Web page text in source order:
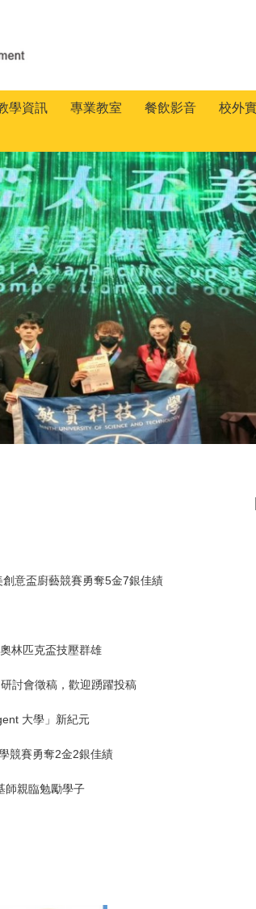
學資訊 專業教室 餐飲影音 校外
意盃廚藝競賽勇奪5金7銀佳績
林匹克盃技壓群雄
討會徵稿，歡迎踴躍投稿
大學」新紀元
競賽勇奪2金2銀佳績
師親臨勉勵學子